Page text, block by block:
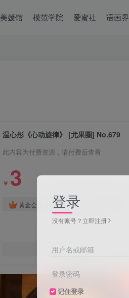
美媛馆 模范学院 爱蜜社 语画界
温心彤《心动旋律》 [尤果圈] No.679
此内容为付费资源，请付费后查看
￥ 3
黄金会员 免费
登录
没有账号？立即注册
用户名或邮箱
登录密码
记住登录